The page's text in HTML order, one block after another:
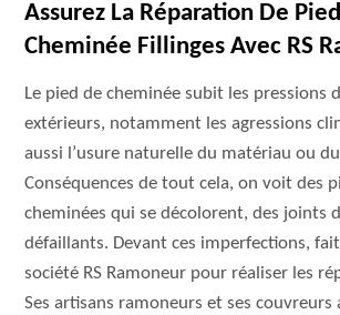
Assurez La Réparation De
Cheminée Fillinges Avec RS
Le pied de cheminée subit les pressions
extérieurs, notamment les agressions
aussi l’usure naturelle du matériau ou
Conséquences de tout cela, on voit des
cheminées qui se décolorent, des joints
défaillants. Devant ces imperfections,
société RS Ramoneur pour réaliser les
Ses artisans ramoneurs et ses couvreurs